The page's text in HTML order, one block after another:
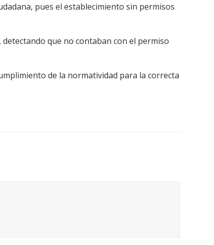
pues el establecimiento sin permisos
que no contaban con el permiso
de la normatividad para la correcta